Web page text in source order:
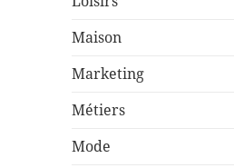
Maison
Marketing
Métiers
Mode